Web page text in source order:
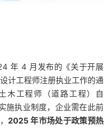
年 4 月发布的《关于开展
计工程师注册执业工作的通
木工程师（道路工程）自
施执业制度，企业需在此前
2025 年市场处于政策预热